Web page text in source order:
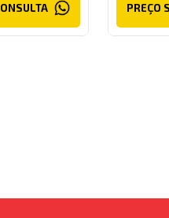
PREÇO